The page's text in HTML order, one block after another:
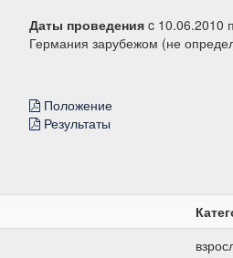
Даты проведения c 10.06.2010
Германия зарубежом (не
Положение
Результаты